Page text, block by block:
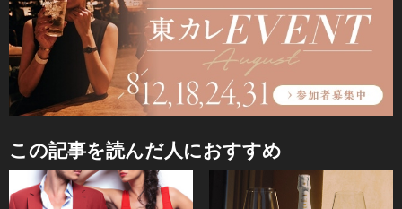
この記事を読んだ人におすすめ